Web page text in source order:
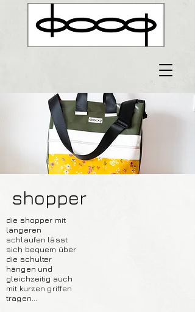
shopper
die shopper mit
längeren
schlaufen lässt
sich bequem über
die schulter
hängen und
gleichzeitig auch
mit kurzen griffen
tragen...